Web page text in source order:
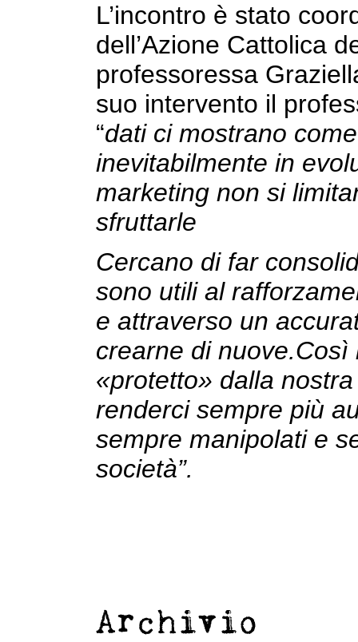
L’incontro è stato
dell’Azione Cattolica
professoressa
suo intervento il
“dati ci mostrano
inevitabilmente in
marketing non si
sfruttarle
Cercano di far
sono utili al
e attraverso un
crearne di
«protetto» dalla
renderci sempre più
sempre manipolati e
società”.
Archivio